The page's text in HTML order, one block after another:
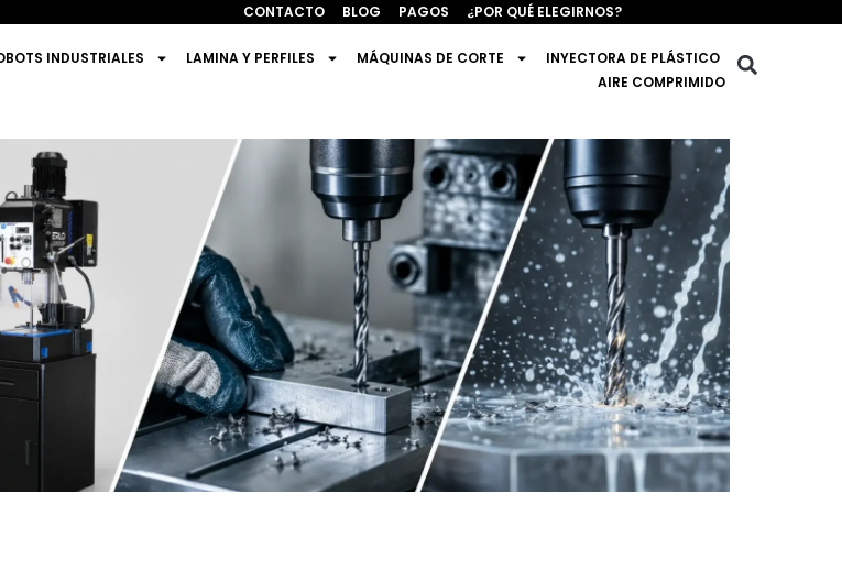
CONTACTO BLOG PAGOS ¿POR QUÉ ELEGIRNOS?
INDUSTRIALES LAMINA Y PERFILES MÁQUINAS DE CORTE
INYECTORA DE PLÁSTICO
AIRE COMPRIMIDO